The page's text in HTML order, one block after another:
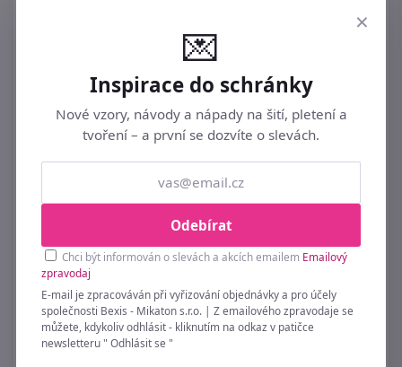
×
💌
Inspirace do schránky
Nové vzory, návody a nápady na šití, pletení a
tvoření – a první se dozvíte o slevách.
Odebírat
Chci být informován o slevách a akcích emailem Emailový
zpravodaj
E-mail je zpracováván při vyřizování objednávky a pro účely
společnosti Bexis - Mikaton s.r.o. | Z emailového zpravodaje se
můžete, kdykoliv odhlásit - kliknutím na odkaz v patičce
newsletteru " Odhlásit se "